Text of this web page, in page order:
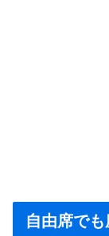
自由席で